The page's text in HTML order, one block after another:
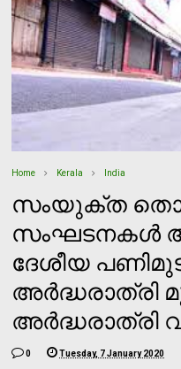
Home Kerala India
സംയുക്ത
സംഘടനകള്‍
ദേശീയ
അര്‍ദ്ധരാത്രി
അര്‍ദ്ധരാത്രി
0 Tuesday, 7 January 2020